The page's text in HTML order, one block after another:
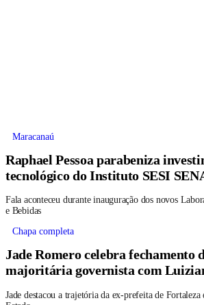
Maracanaú
Raphael Pessoa parabeniza
tecnológico do Instituto SESI
Fala aconteceu durante inauguração dos novos
e Bebidas
Chapa completa
Jade Romero celebra fechamento
majoritária governista com
Jade destacou a trajetória da ex-prefeita de